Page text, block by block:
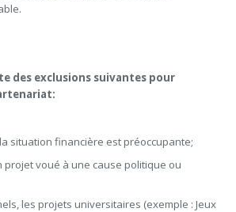
des exclusions suivantes pour
situation financière est préoccupante;
projet voué à une cause politique ou
les projets universitaires (exemple : Jeux